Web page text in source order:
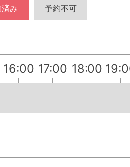
み 予約不可
16:00 17:00 18:00